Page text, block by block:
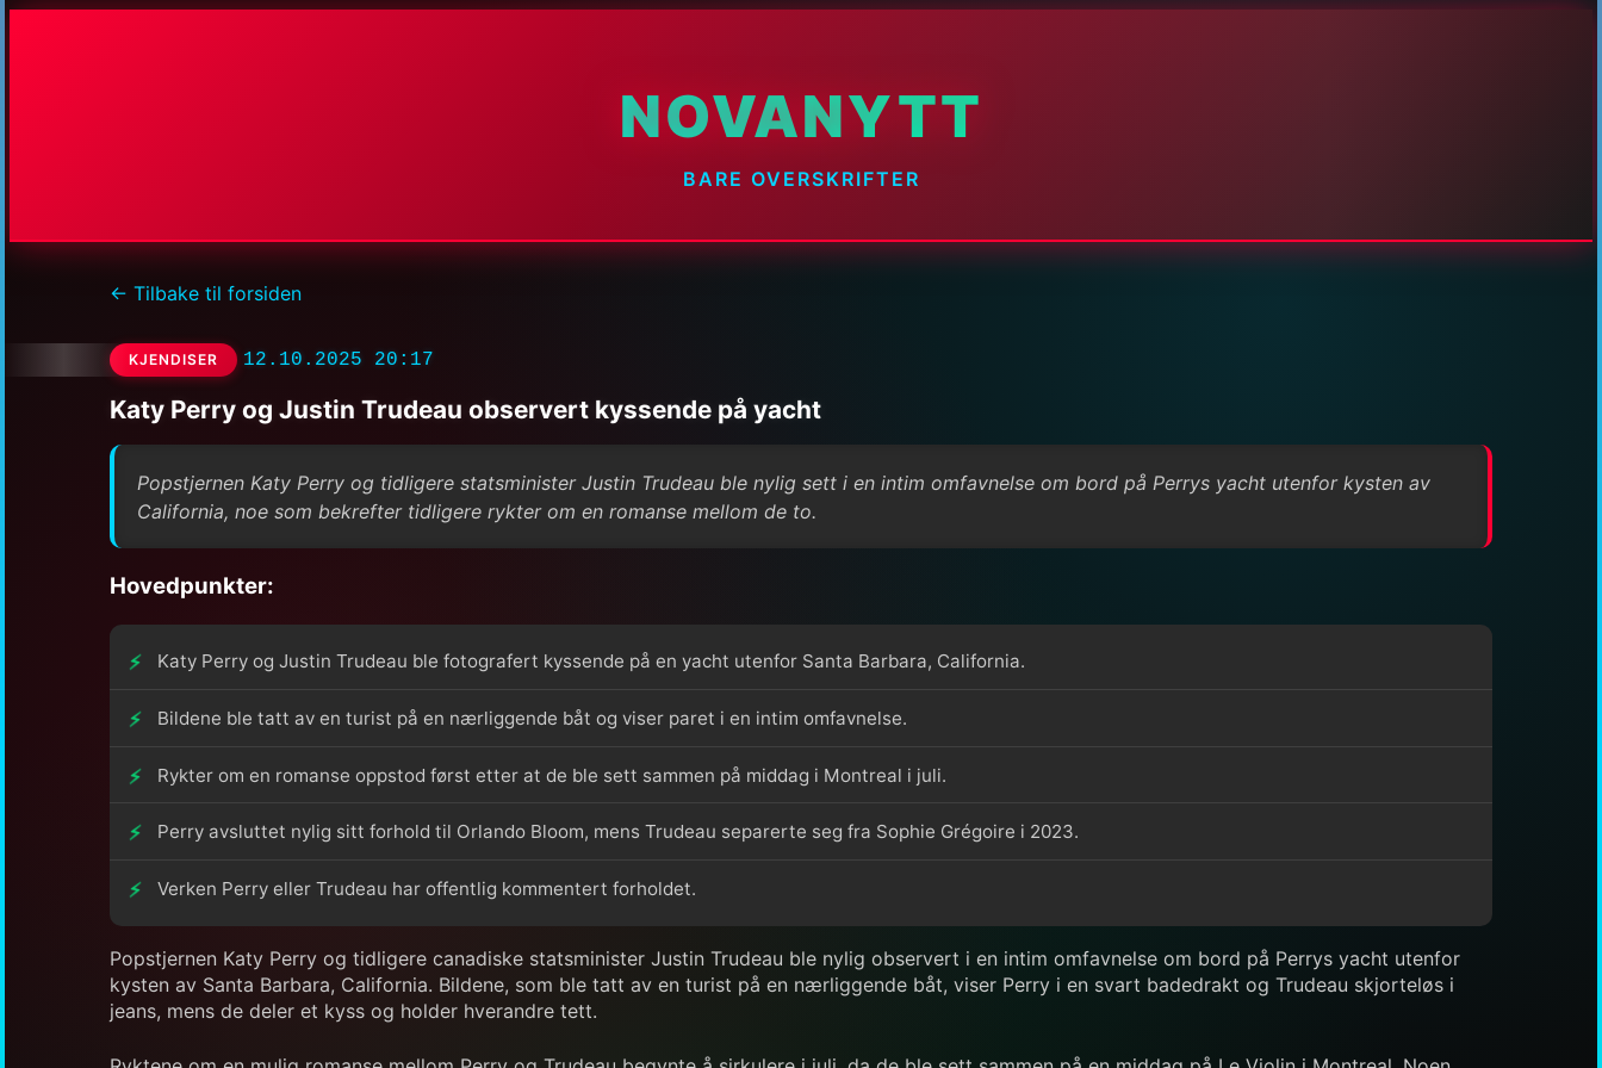
NOVANYTT
BARE OVERSKRIFTER
← Tilbake til forsiden
KJENDISER 12.10.2025 20:17
Katy Perry og Justin Trudeau observert kyssende på yacht
Popstjernen Katy Perry og tidligere statsminister Justin Trudeau ble nylig sett i en intim omfavnelse om bord på Perrys yacht utenfor kysten av
California, noe som bekrefter tidligere rykter om en romanse mellom de to.
Hovedpunkter:
Katy Perry og Justin Trudeau ble fotografert kyssende på en yacht utenfor Santa Barbara, California.
Bildene ble tatt av en turist på en nærliggende båt og viser paret i en intim omfavnelse.
Rykter om en romanse oppstod først etter at de ble sett sammen på middag i Montreal i juli.
Perry avsluttet nylig sitt forhold til Orlando Bloom, mens Trudeau separerte seg fra Sophie Grégoire i 2023.
Verken Perry eller Trudeau har offentlig kommentert forholdet.
Popstjernen Katy Perry og tidligere canadiske statsminister Justin Trudeau ble nylig observert i en intim omfavnelse om bord på Perrys yacht utenfor
kysten av Santa Barbara, California. Bildene, som ble tatt av en turist på en nærliggende båt, viser Perry i en svart badedrakt og Trudeau skjorteløs i
jeans, mens de deler et kyss og holder hverandre tett.